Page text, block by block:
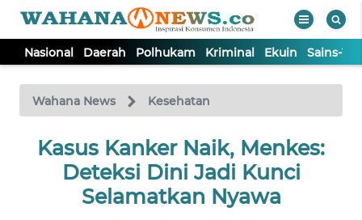
Nasional Daerah Polhukam Kriminal Ekuin Sains-
Wahana News Kesehatan
Kasus Kanker Naik, Menkes:
Deteksi Dini Jadi Kunci
Selamatkan Nyawa
TV
Tutup
NASIONAL